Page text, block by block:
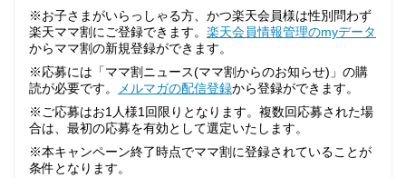
※お子さまがいらっしゃる方、かつ楽天会員様は性別問わず
楽天ママ割にご登録できます。 楽天会員情報管理のmyデータ
からママ割の新規登録ができます。
※応募には「ママ割ニュース(ママ割からのお知らせ)」の購
読が必要です。
メルマガの配信登録から登録ができます。
※ご応募はお1人様1回限りとなります。複数回応募された場
合は、最初の応募を有効として選定いたします。
※本キャンペーン終了時点でママ割に登録されていることが
条件となります。